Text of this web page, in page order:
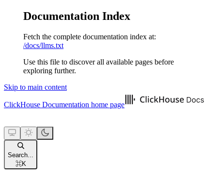
Documentation Index
Fetch the complete documentation index at:
/docs/llms.txt
Use this file to discover all available pages before
exploring further.
Skip to main content
ClickHouse Documentation home page
Search...
⌘K